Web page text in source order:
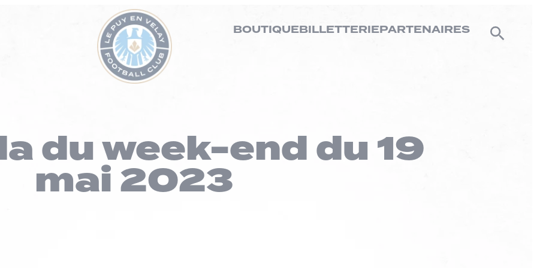
BOUTIQUEBILLETTERIEPARTENAIRES
du week-end du 19
mai 2023